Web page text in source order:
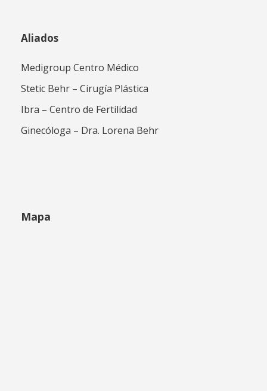
Aliados
Medigroup Centro Médico
Stetic Behr – Cirugía Plástica
Ibra – Centro de Fertilidad
Ginecóloga – Dra. Lorena Behr
Mapa